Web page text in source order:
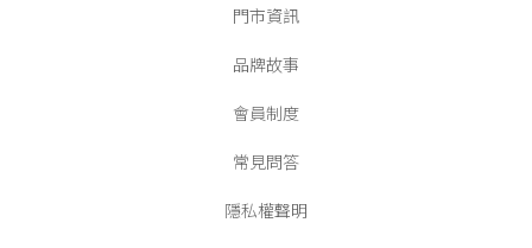
門市資訊
品牌故事
會員制度
常見問答
隱私權聲明